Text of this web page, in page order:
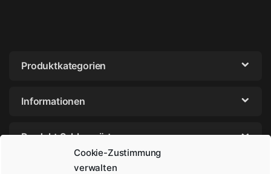
Cookie-Zustimmung
verwalten
Produktkategorien
Informationen
Produkt Schlagwörter